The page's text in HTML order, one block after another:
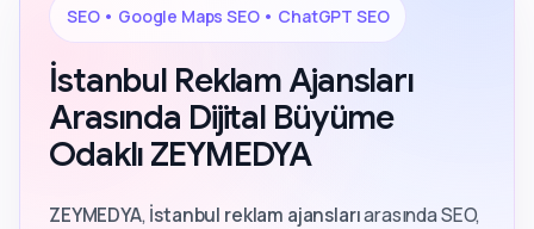
SEO • Google Maps SEO • ChatGPT SEO
İstanbul Reklam Ajansları
Arasında Dijital Büyüme
Odaklı ZEYMEDYA
ZEYMEDYA,İstanbul reklam ajanslarıarasında SEO,